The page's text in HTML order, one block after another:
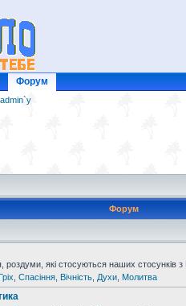
Форум
Форум
роздуми, які стосуються наших стосунків з
Гріх Спасіння Вічність Духи Молитва